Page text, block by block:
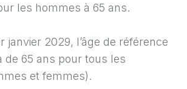
les hommes à 65 ans.
janvier 2029, l’âge de référence
de 65 ans pour tous les
et femmes).